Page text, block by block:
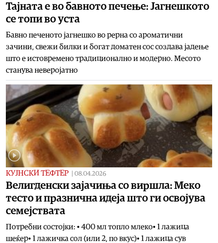
Тајната е во бавното печење: Јагнешкото
се топи во уста
Бавно печеното јагнешко во рерна со ароматични
зачини, свежи билки и богат доматен сос создава јадење
што е истовремено традиционално и модерно. Месото
станува неверојатно
КУЈНСКИ ТЕФТЕР 08.04.2026
Велигденски зајачиња со виршла: Меко
тесто и празнична идеја што ги освојува
семејствата
Потребни состојки: • 400 мл топло млеко• 1 лажица
шеќер• 1 лажичка сол (или 2, по вкус)• 1 лажица сув